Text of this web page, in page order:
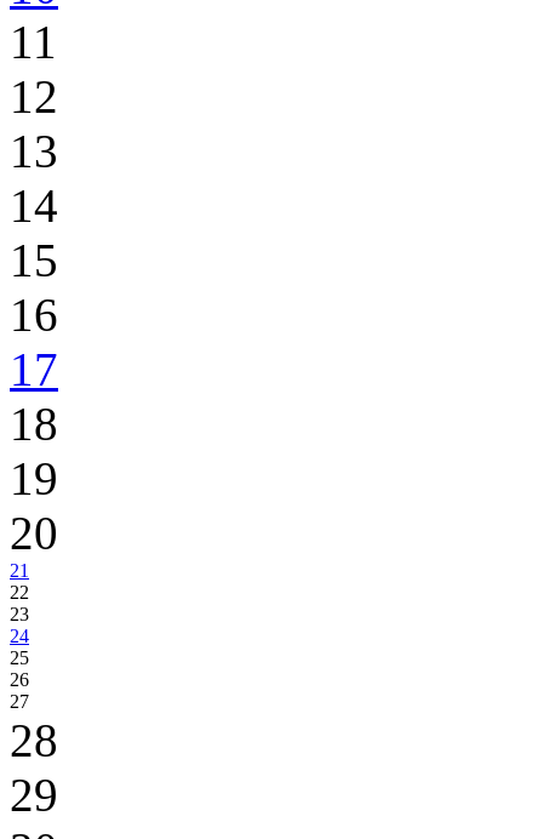
11
12
13
14
15
16
17
18
19
20
21
22
23
24
25
26
27
28
29